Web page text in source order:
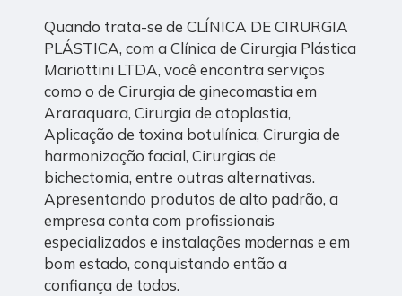
Quando trata-se de CLÍNICA DE CIRURGIA
PLÁSTICA, com a Clínica de Cirurgia Plástica
Mariottini LTDA, você encontra serviços
como o de Cirurgia de ginecomastia em
Araraquara, Cirurgia de otoplastia,
Aplicação de toxina botulínica, Cirurgia de
harmonização facial, Cirurgias de
bichectomia, entre outras alternativas.
Apresentando produtos de alto padrão, a
empresa conta com profissionais
especializados e instalações modernas e em
bom estado, conquistando então a
confiança de todos.